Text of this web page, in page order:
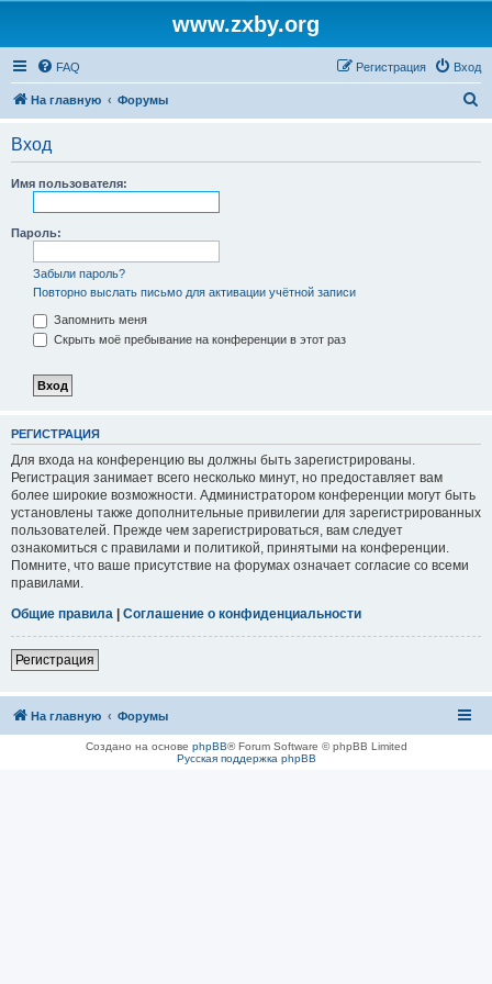
www.zxby.org
FAQ Вход
Регистрация
На главную Форумы
Вход
Имя пользователя:
Пароль:
Забыли пароль?
Повторно выслать письмо для активации учётной записи
Запомнить меня
Скрыть моё пребывание на конференции в этот раз
РЕГИСТРАЦИЯ
Для входа на конференцию вы должны быть зарегистрированы.
Регистрация занимает всего несколько минут, но предоставляет вам
более широкие возможности. Администратором конференции могут быть
установлены также дополнительные привилегии для зарегистрированных
пользователей. Прежде чем зарегистрироваться, вам следует
ознакомиться с правилами и политикой, принятыми на конференции.
Помните, что ваше присутствие на форумах означает согласие со всеми
правилами.
Общие правила | Соглашение о конфиденциальности
Регистрация
На главную Форумы
Создано на основе phpBB® Forum Software © phpBB Limited
Русская поддержка phpBB